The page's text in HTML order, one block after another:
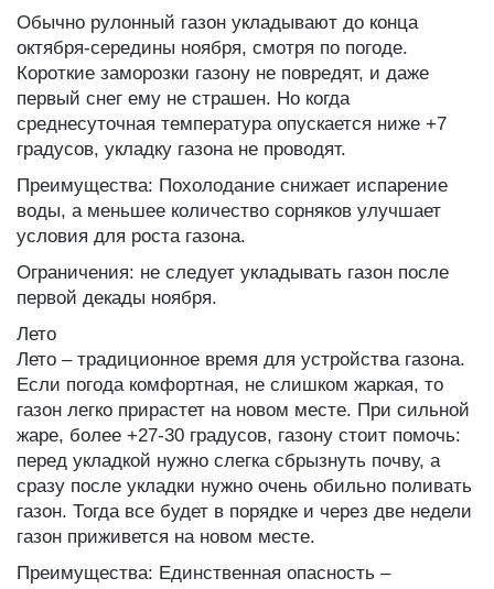
Обычно рулонный газон укладывают до конца
октября-середины ноября, смотря по погоде.
Короткие заморозки газону не повредят, и даже
первый снег ему не страшен. Но когда
среднесуточная температура опускается ниже +7
градусов, укладку газона не проводят.
Преимущества: Похолодание снижает испарение
воды, а меньшее количество сорняков улучшает
условия для роста газона.
Ограничения: не следует укладывать газон после
первой декады ноября.
Лето
Лето – традиционное время для устройства газона.
Если погода комфортная, не слишком жаркая, то
газон легко прирастет на новом месте. При сильной
жаре, более +27-30 градусов, газону стоит помочь:
перед укладкой нужно слегка сбрызнуть почву, а
сразу после укладки нужно очень обильно поливать
газон. Тогда все будет в порядке и через две недели
газон приживется на новом месте.
Преимущества: Единственная опасность –